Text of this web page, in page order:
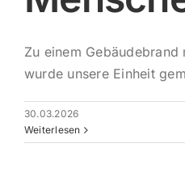
Zu einem
wurde unsere Einheit
30.03.2026
Weiterlesen